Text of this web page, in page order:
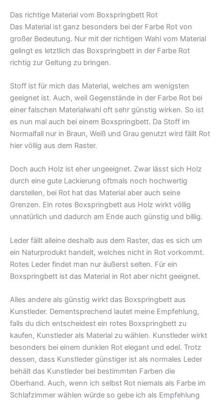
Das richtige Material vom Boxspringbett Rot
Das Material ist ganz besonders bei der Farbe Rot von
großer Bedeutung. Nur mit der richtigen Wahl vom Material
gelingt es letztlich das Boxspringbett in der Farbe Rot
richtig zur Geltung zu bringen.
Stoff ist für mich das Material, welches am wenigsten
geeignet ist. Auch, weil Gegenstände in der Farbe Rot bei
einer falschen Materialwahl oft sehr günstig wirken. So ist
es nun mal auch bei einem Boxspringbett. Da Stoff im
Normalfall nur in Braun, Weiß und Grau genutzt wird fällt Rot
hier völlig aus dem Raster.
Doch auch Holz ist eher ungeeignet. Zwar lässt sich Holz
durch eine gute Lackierung oftmals noch hochwertig
darstellen, bei Rot hat das Material aber auch seine
Grenzen. Ein rotes Boxspringbett aus Holz wirkt völlig
unnatürlich und dadurch am Ende auch günstig und billig.
Leder fällt alleine deshalb aus dem Raster, das es sich um
ein Naturprodukt handelt, welches nicht in Rot vorkommt.
Rotes Leder findet man nur äußerst selten. Für ein
Boxspringbett ist das Material in Rot aber nicht geeignet.
Alles andere als günstig wirkt das Boxspringbett aus
Kunstleder. Dementsprechend lautet meine Empfehlung,
falls du dich entscheidest ein rotes Boxspringbett zu
kaufen, Kunstleder als Material zu wählen. Kunstleder wirkt
besonders bei einem dunklen Rot elegant und edel. Trotz
dessen, dass Kunstleder günstiger ist als normales Leder
behält das Kunstleder bei bestimmten Farben die
Oberhand. Auch, wenn ich selbst Rot niemals als Farbe im
Schlafzimmer wählen würde so gebe ich als Empfehlung